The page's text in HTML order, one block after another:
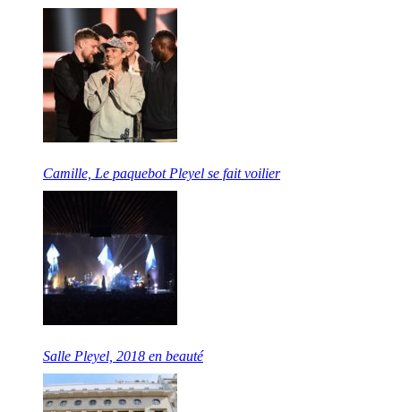
Camille, Le paquebot Pleyel se fait voilier
Salle Pleyel, 2018 en beauté